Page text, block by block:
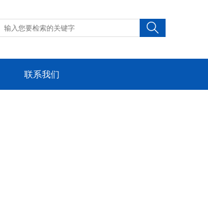
联系我们